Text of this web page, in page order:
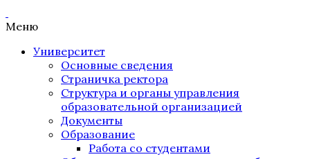
Меню
Университет
Основные сведения
Страничка ректора
Структура и органы управления
образовательной организацией
Документы
Образование
Работа со студентами